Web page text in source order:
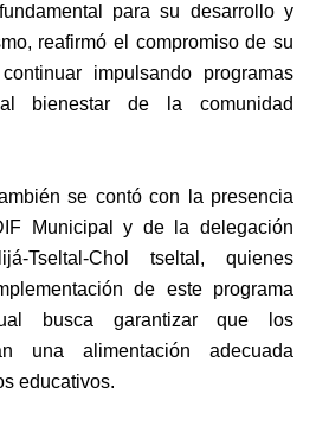
para su desarrollo y
reafirmó el compromiso de su
impulsando programas
bienestar de la comunidad
se contó con la presencia
Municipal y de la delegación
Tseltal-Chol tseltal, quienes
de este programa
busca garantizar que los
una alimentación adecuada
educativos.